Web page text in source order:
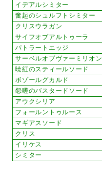
イデアルシミター
奮起のシュルフトシミター
クリスウラガン
サイフオブアルトゥーラ
パトラートエッジ
サーベルオブヴァーミリオン
暁紅のスティールソード
ボゾールグカルド
怨嗟のバスタードソード
アウクシリア
フォールントゥルース
マギアスソード
クリス
イリケス
シミター